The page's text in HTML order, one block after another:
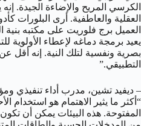
الكرسي المريح والإضاءة الجيدة.
العقلية والعاطفية. أرى البلورات
العميل برج فلوريت على مكتبه بنية
يعيد برمجة دماغه لإعطاء الأولوية
بصرية ونفسية لتلك النية. إنه
التطبيقي.”
– ديفيد تشين، مدرب أداء تنفيذي
“أكثر ما يثير الاهتمام هو استخدام
المفتوحة. هذه البيئات يمكن أن